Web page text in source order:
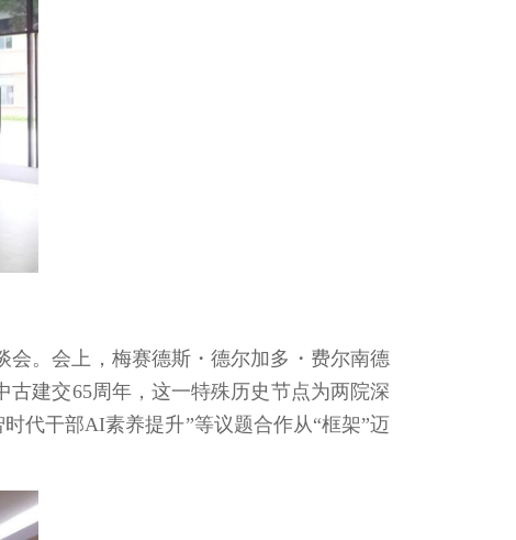
会。会上，梅赛德斯・德尔加多・费尔南德
建交65周年，这一特殊历史节点为两院深
代干部AI素养提升”等议题合作从“框架”迈